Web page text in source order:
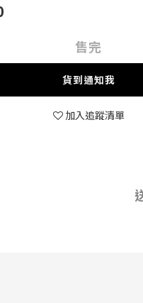
售完
貨到通知我
加入追蹤清單